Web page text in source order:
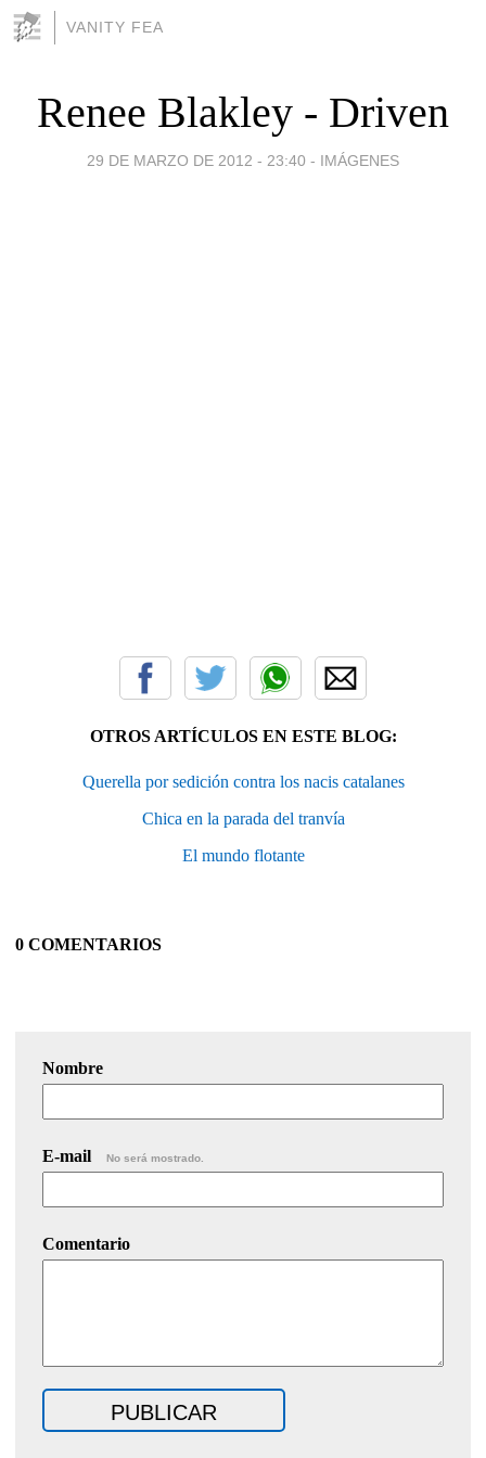
VANITY FEA
Renee Blakley - Driven
29 DE MARZO DE 2012 - 23:40 - IMÁGENES
OTROS ARTÍCULOS EN ESTE BLOG:
Querella por sedición contra los nacis catalanes
Chica en la parada del tranvía
El mundo flotante
0 COMENTARIOS
Nombre
E-mail No será mostrado.
Comentario